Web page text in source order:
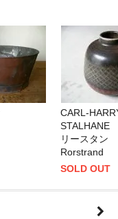
CARL-
STALHANE
リースタ
Rorstrand
SOLD OUT